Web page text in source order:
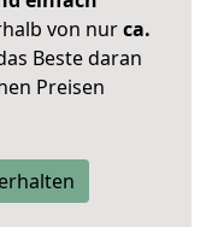
von nurca.
Beste daran
Preisen